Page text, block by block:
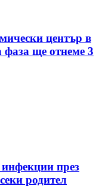
център в
фаза ще отнеме 3
през
родител